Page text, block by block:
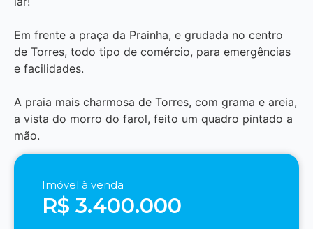
Em frente a praça da Prainha, e grudada no centro
de Torres, todo tipo de comércio, para emergências
e facilidades.
A praia mais charmosa de Torres, com grama e areia,
a vista do morro do farol, feito um quadro pintado a
mão.
Imóvel à venda
R$ 3.400.000